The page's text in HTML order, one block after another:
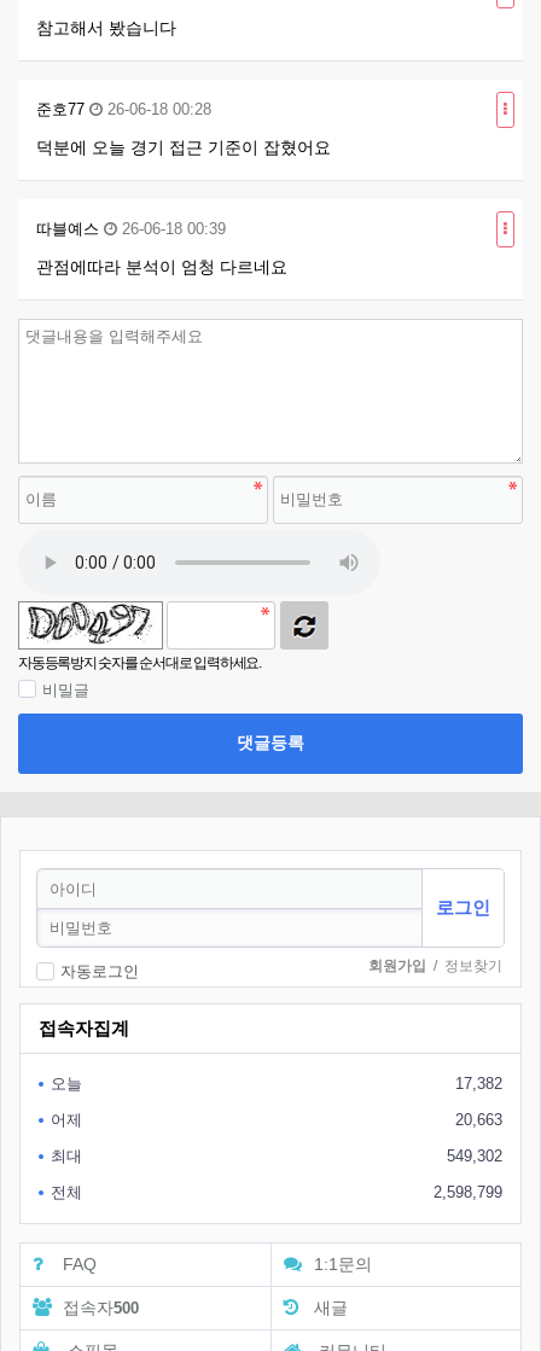
참고해서 봤습니다
준호77 26-06-18 00:28
덕분에 오늘 경기 접근 기준이 잡혔어요
따블예스 26-06-18 00:39
관점에따라 분석이 엄청 다르네요
자동등록방지 숫자를 순서대로 입력하세요.
비밀글
댓글등록
자동로그인 회원가입 / 정보찾기
접속자집계
오늘
17,382
어제
20,663
최대
549,302
전체
2,598,799
FAQ 1:1문의
접속자500 새글